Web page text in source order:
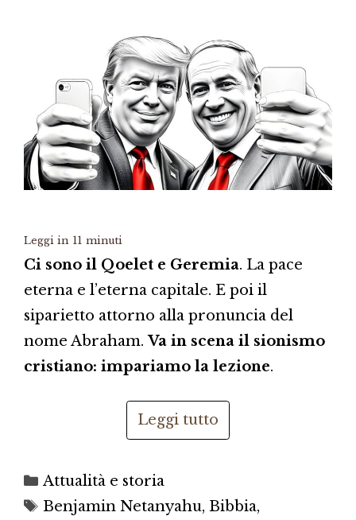
Leggi in 11 minuti
Ci sono il Qoelet e Geremia. La pace
eterna e l’eterna capitale. E poi il
siparietto attorno alla pronuncia del
nome Abraham.Va in scena il sionismo
cristiano: impariamo la lezione.
Leggi tutto
Categorie
Attualità e storia
Tag
Benjamin Netanyahu, Bibbia,